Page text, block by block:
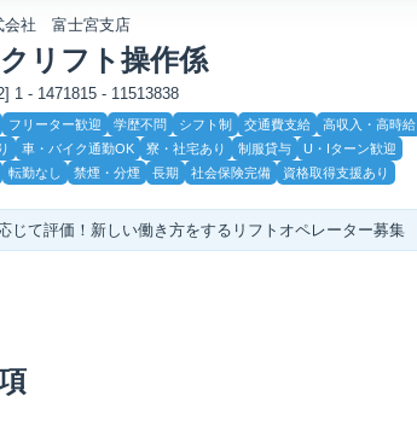
会社 富士宮支店
リフト操作係
1 - 1471815 - 11513838
フリーター歓迎 学歴不問 シフト制 交通費支給
高収入・高時給
車・バイク通勤OK 寮・社宅あり 制服貸与
U・Iターン歓迎
転勤なし 禁煙・分煙 長期 社会保険完備 資格取得支援あり
じて評価！新しい働き方をするリフトオペレーター募集